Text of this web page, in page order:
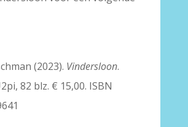
(2023). Vindersloon.
82 blz. € 15,00. ISBN